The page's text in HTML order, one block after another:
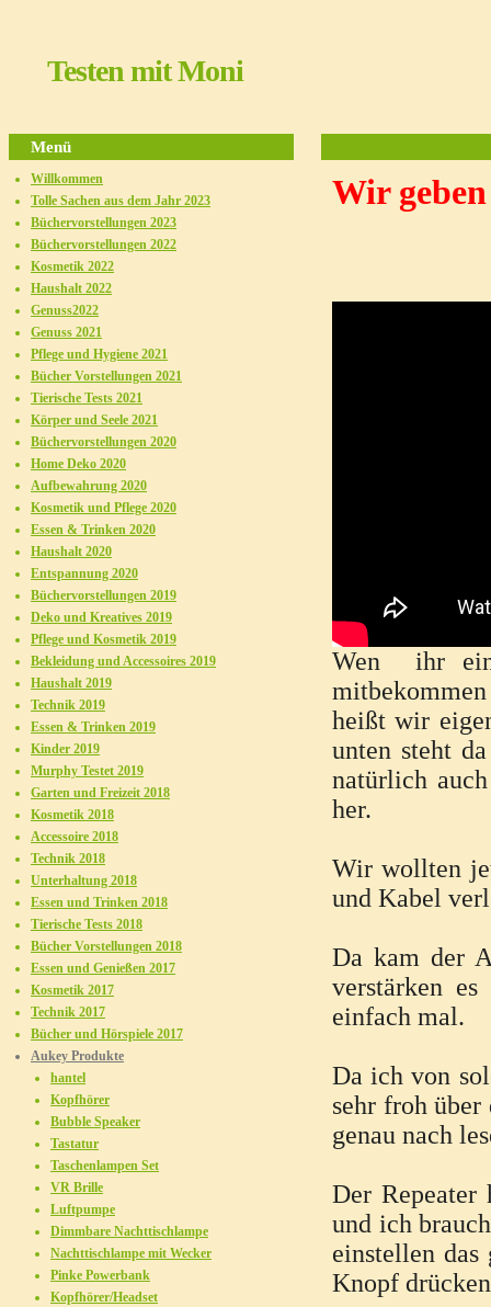
Testen mit Moni
Wir
Wen ihr
heißt wir
unten steht
natürlich
her.
Wir wollten
und Kabel
Da kam der
verstärken
einfach mal.
Da ich von
sehr froh
genau nach
Der Repeater
und ich
einstellen
Knopf
Menü
Willkommen
Tolle Sachen aus dem Jahr 2023
Büchervorstellungen 2023
Büchervorstellungen 2022
Kosmetik 2022
Haushalt 2022
Genuss2022
Genuss 2021
Pflege und Hygiene 2021
Bücher Vorstellungen 2021
Tierische Tests 2021
Körper und Seele 2021
Büchervorstellungen 2020
Home Deko 2020
Aufbewahrung 2020
Kosmetik und Pflege 2020
Essen & Trinken 2020
Haushalt 2020
Entspannung 2020
Büchervorstellungen 2019
Deko und Kreatives 2019
Pflege und Kosmetik 2019
Bekleidung und Accessoires 2019
Haushalt 2019
Technik 2019
Essen & Trinken 2019
Kinder 2019
Murphy Testet 2019
Garten und Freizeit 2018
Kosmetik 2018
Accessoire 2018
Technik 2018
Unterhaltung 2018
Essen und Trinken 2018
Tierische Tests 2018
Bücher Vorstellungen 2018
Essen und Genießen 2017
Kosmetik 2017
Technik 2017
Bücher und Hörspiele 2017
Aukey Produkte
hantel
Kopfhörer
Bubble Speaker
Tastatur
Taschenlampen Set
VR Brille
Luftpumpe
Dimmbare Nachttischlampe
Nachttischlampe mit Wecker
Pinke Powerbank
Kopfhörer/Headset